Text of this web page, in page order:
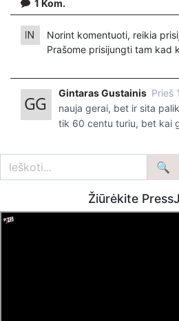
https://www.ekspertai.eu
Mūsų veikla galima tik dėka
https://www.paypal.com/
locale.x=en_US
1 Kom.
Norint komentuoti, reikia
Prašome prisijungti tam kad
Gintaras Gustainis Prieš
nauja gerai, bet ir sita
tik 60 centu turiu, bet kai
Žiūrėkite